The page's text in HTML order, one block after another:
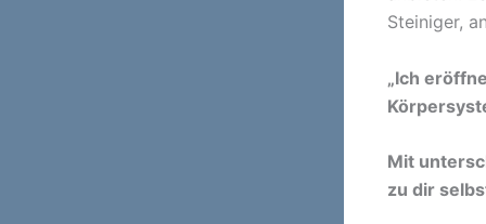
Steiniger,
„Ich
Mit
zu dir